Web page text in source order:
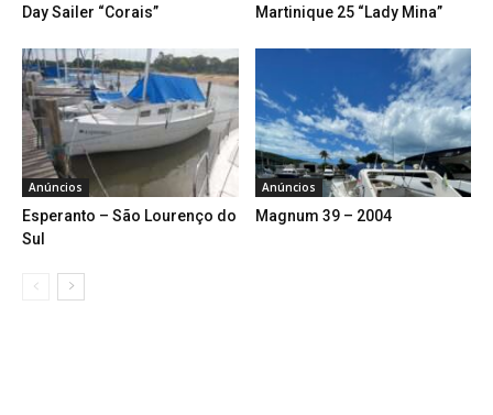
Day Sailer “Corais” Martinique 25 “Lady Mina”
Anúncios
Esperanto – São Lourenço do
Sul
Anúncios
Magnum 39 – 2004